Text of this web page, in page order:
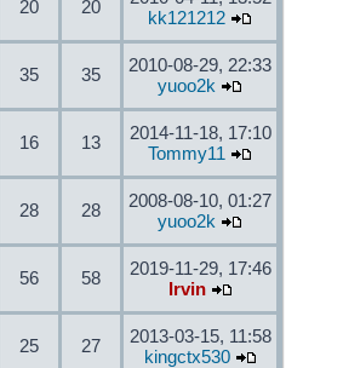
20 20
kk121212
35 35
2010-08-29, 22:33
yuoo2k
16 13
2014-11-18, 17:10
Tommy11
28 28
2008-08-10, 01:27
yuoo2k
56 58
2019-11-29, 17:46
Irvin
25 27
2013-03-15, 11:58
kingctx530